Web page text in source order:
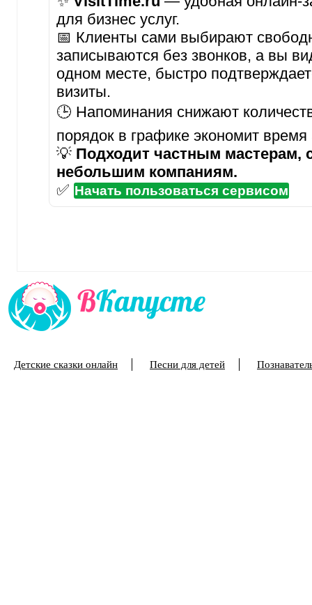
для бизнес услуг.
📅 Клиенты сами выбирают
записываются без звонков, а вы
одном месте, быстро
визиты.
🕒 Напоминания снижают
порядок в графике экономит
💡 Подходит частным мастерам,
небольшим компаниям.
✅ Начать пользоваться сервисом
Детские сказки онлайн Песни для детей